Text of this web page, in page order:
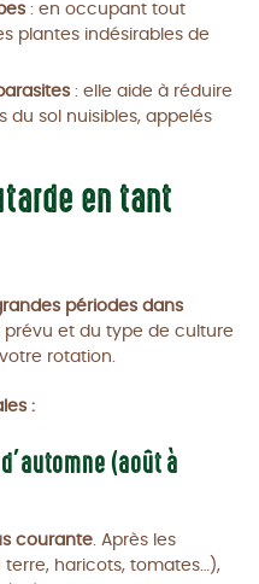
: en occupant tout
plantes indésirables de
: elle aide à réduire
du sol nuisibles, appelés
en tant
périodes dans
prévu et du type de culture
rotation.
:
(août à
courante. Après les
haricots, tomates…),